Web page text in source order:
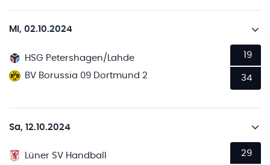
Mi, 02.10.2024
HSG Petershagen/Lahde
BV Borussia 09 Dortmund 2
19
34
Sa, 12.10.2024
Lüner SV Handball
29